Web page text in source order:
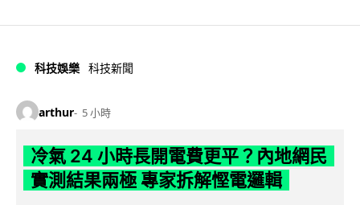
科技娛樂 科技新聞
arthur 5 小時
冷氣 24 小時長開電費更平？內地網民
實測結果兩極 專家拆解慳電邏輯